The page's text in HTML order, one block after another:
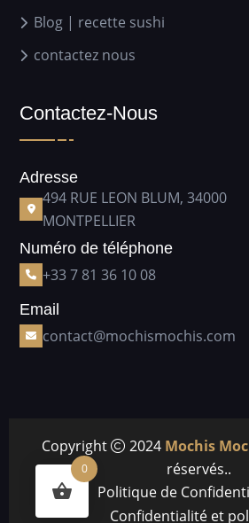
Blog | recette sushi
contactez nous
Contactez-Nous
Adresse
494 RUE LEON BLUM, 34000
MONTPELLIER
Numéro de téléphone
+33 7 81 36 10 08
Email
contact@mochismochis.com
Copyright 2024 Mochis
réservés..
Politique de
Confidentialité et
0